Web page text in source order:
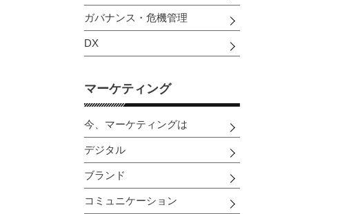
ガバナンス・危機管理
DX
マーケティング
今、マーケティングは
デジタル
ブランド
コミュニケーション